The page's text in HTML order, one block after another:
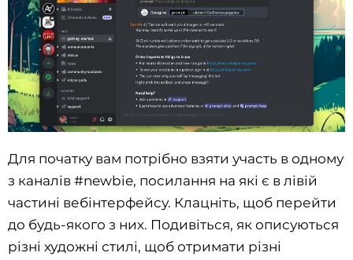
Для початку вам потрібно взяти участь в одному
з каналів #newbie, посилання на які є в лівій
частині вебінтерфейсу. Клацніть, щоб перейти
до будь-якого з них. Подивіться, як описуються
різні художні стилі, щоб отримати різні